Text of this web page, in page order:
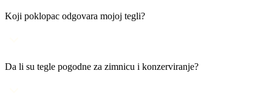
Koji poklopac odgovara mojoj tegli?
Da li su tegle pogodne za zimnicu i konzerviranje?